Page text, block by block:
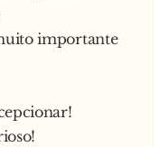
importante